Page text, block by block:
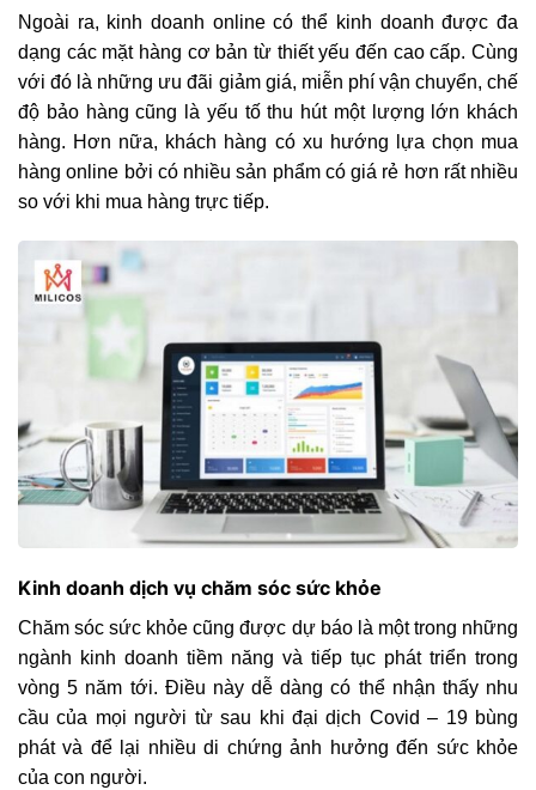
Ngoài ra, kinh doanh online có thể kinh doanh được đa
dạng các mặt hàng cơ bản từ thiết yếu đến cao cấp. Cùng
với đó là những ưu đãi giảm giá, miễn phí vận chuyển, chế
độ bảo hàng cũng là yếu tố thu hút một lượng lớn khách
hàng. Hơn nữa, khách hàng có xu hướng lựa chọn mua
hàng online bởi có nhiều sản phẩm có giá rẻ hơn rất nhiều
so với khi mua hàng trực tiếp.
Kinh doanh dịch vụ chăm sóc sức khỏe
Chăm sóc sức khỏe cũng được dự báo là một trong những
ngành kinh doanh tiềm năng và tiếp tục phát triển trong
vòng 5 năm tới. Điều này dễ dàng có thể nhận thấy nhu
cầu của mọi người từ sau khi đại dịch Covid – 19 bùng
phát và để lại nhiều di chứng ảnh hưởng đến sức khỏe
của con người.